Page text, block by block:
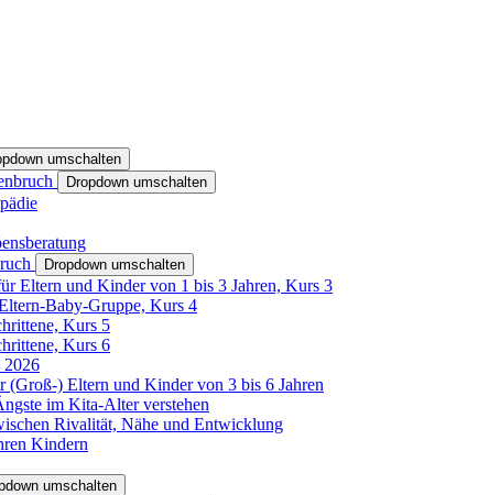
umschalten
Dropdown umschalten
Dropdown umschalten
Eltern und Kinder von 1 bis 3 Jahren, Kurs 3
Baby-Gruppe, Kurs 4
Kurs 5
Kurs 6
2026
(Groß-) Eltern und Kinder von 3 bis 6 Jahren
im Kita-Alter verstehen
Rivalität, Nähe und Entwicklung
Kindern
umschalten